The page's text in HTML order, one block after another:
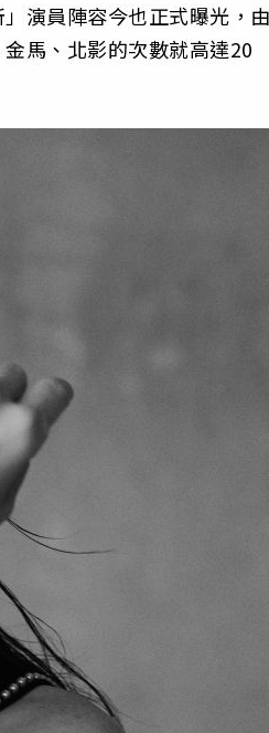
演員陣容今也正式曝光，
馬、北影的次數就高達20